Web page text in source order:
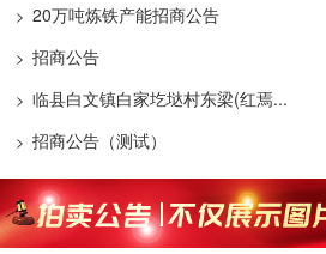
> 20万吨炼铁产能招商公告
> 招商公告
> 临县白文镇白家圪垯村东梁(红焉...
> 招商公告（测试）